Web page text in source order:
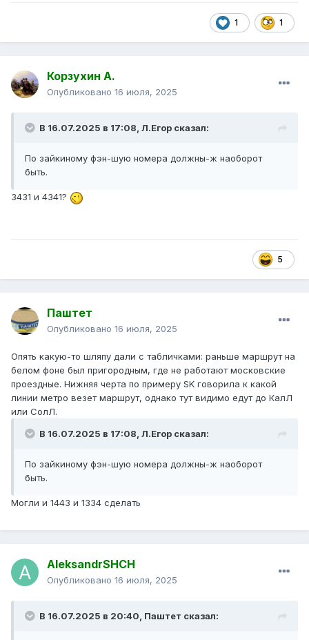
1 1
Корзухин А.
Опубликовано 16 июля, 2025
В 16.07.2025 в 17:08, Л.Егор сказал:
По зайкиному фэн-шую номера должны-ж наоборот
быть.
3431 и 4341?
5
Паштет
Опубликовано 16 июля, 2025
Опять какую-то шляпу дали с табличками: раньше маршрут на
белом фоне был пригородным, где не работают московские
проездные. Нижняя черта по примеру SK говорила к какой
линии метро везет маршрут, однако тут видимо едут до КалЛ
или СолЛ.
В 16.07.2025 в 17:08, Л.Егор сказал:
По зайкиному фэн-шую номера должны-ж наоборот
быть.
Могли и 1443 и 1334 сделать
AleksandrSHCH
Опубликовано 16 июля, 2025
В 16.07.2025 в 20:40, Паштет сказал: